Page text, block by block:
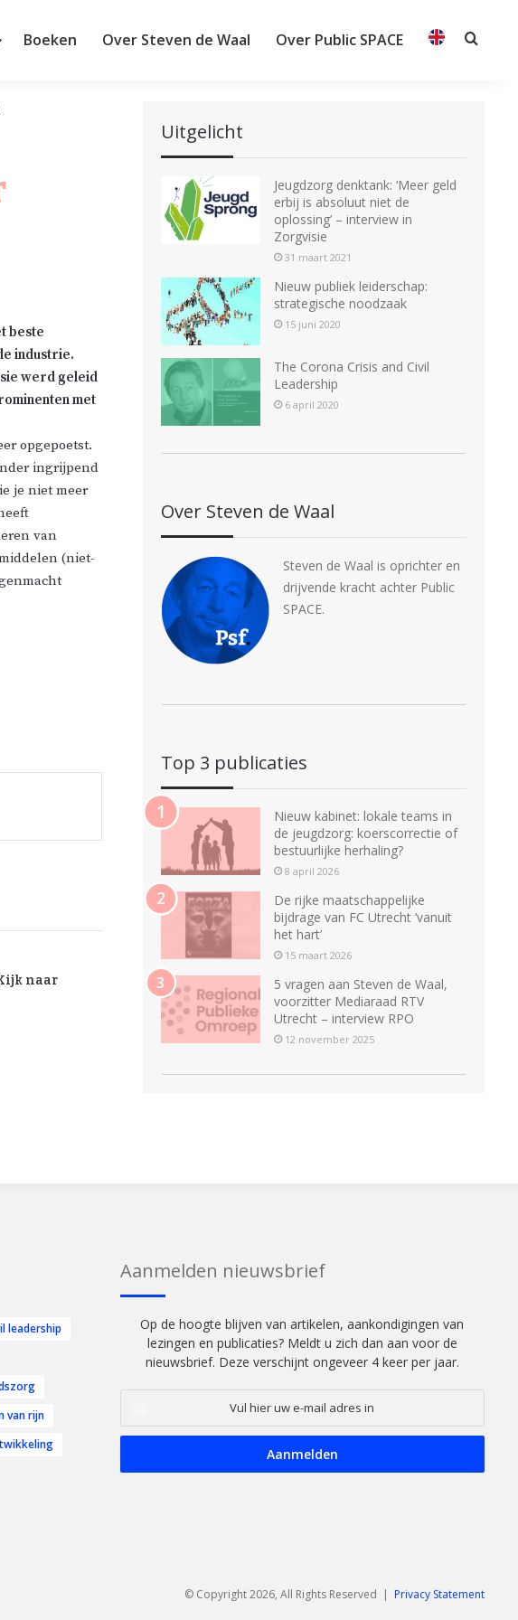
Boeken Over Steven de Waal Over Public SPACE
beste
industrie.
werd geleid
met
opgepoetst.
ingrijpend
je niet meer
van
(niet-
naar
Uitgelicht
Jeugdzorg denktank: ‘Meer geld
erbij is absoluut niet de
oplossing’ – interview in
Zorgvisie
31 maart 2021
Nieuw publiek leiderschap:
strategische noodzaak
15 juni 2020
The Corona Crisis and Civil
Leadership
6 april 2020
Over Steven de Waal
Steven de Waal is oprichter en
drijvende kracht achter Public
SPACE.
Top 3 publicaties
Nieuw kabinet: lokale teams in
de jeugdzorg: koerscorrectie of
bestuurlijke herhaling?
8 april 2026
De rijke maatschappelijke
bijdrage van FC Utrecht ‘vanuit
het hart’
15 maart 2026
5 vragen aan Steven de Waal,
voorzitter Mediaraad RTV
Utrecht – interview RPO
12 november 2025
leadership
van rijn
Aanmelden nieuwsbrief
Op de hoogte blijven van artikelen, aankondigingen van
lezingen en publicaties? Meldt u zich dan aan voor de
nieuwsbrief. Deze verschijnt ongeveer 4 keer per jaar.
uw
mail
© Copyright 2026, All Rights Reserved | Privacy Statement